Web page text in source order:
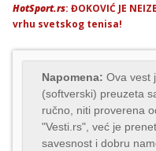
HotSport.rs: ĐOKOVIĆ JE
vrhu svetskog tenisa!
Napomena: Ova vest
(softverski) preuzeta
ručno, niti proverena
"Vesti.rs", već je
savesnost i dobru